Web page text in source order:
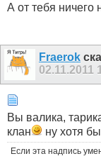
А от тебя ничего
Fraerok
02.11.2011
Вы валика,
клан
ну хотя
Если эта надпись